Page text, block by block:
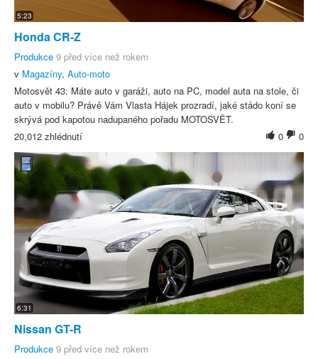
5:23
Honda CR-Z
Produkce 9 před více než rokem
v Magazíny, Auto-moto
Motosvět 43: Máte auto v garáži, auto na PC, model auta na stole, či
auto v mobilu? Právě Vám Vlasta Hájek prozradí, jaké stádo koní se
skrývá pod kapotou nadupaného pořadu MOTOSVĚT.
0
0
20,012 zhlédnutí
6:31
Nissan GT-R
Produkce 9 před více než rokem